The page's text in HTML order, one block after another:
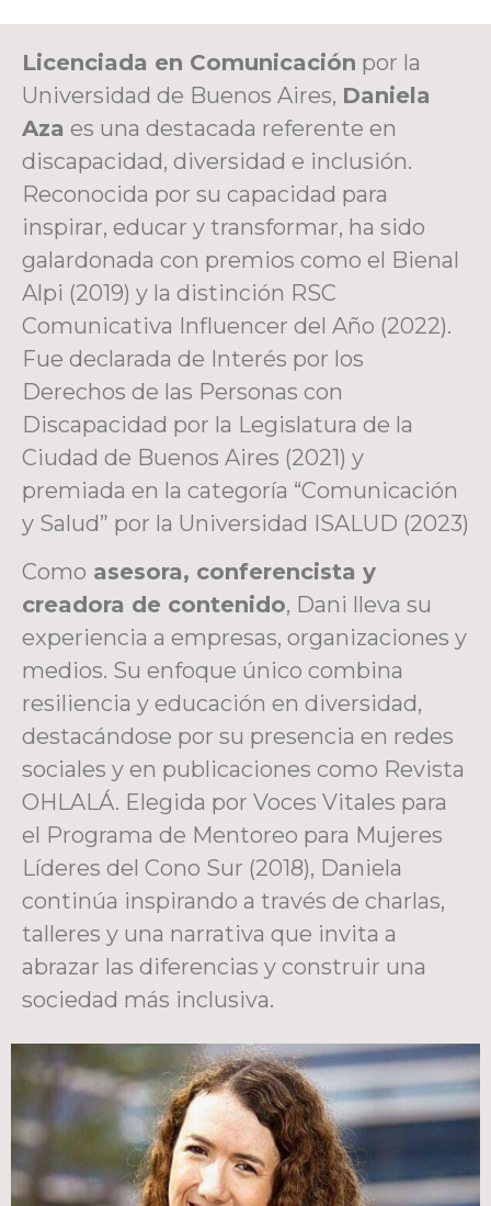
Licenciada en Comunicación por la
Universidad de Buenos Aires, Daniela
Aza es una destacada referente en
discapacidad, diversidad e inclusión.
Reconocida por su capacidad para
inspirar, educar y transformar, ha sido
galardonada con premios como el Bienal
Alpi (2019) y la distinción RSC
Comunicativa Influencer del Año (2022).
Fue declarada de Interés por los
Derechos de las Personas con
Discapacidad por la Legislatura de la
Ciudad de Buenos Aires (2021) y
premiada en la categoría “Comunicación
y Salud” por la Universidad ISALUD (2023)
Como asesora, conferencista y
creadora de contenido, Dani lleva su
experiencia a empresas, organizaciones y
medios. Su enfoque único combina
resiliencia y educación en diversidad,
destacándose por su presencia en redes
sociales y en publicaciones como Revista
OHLALÁ. Elegida por Voces Vitales para
el Programa de Mentoreo para Mujeres
Líderes del Cono Sur (2018), Daniela
continúa inspirando a través de charlas,
talleres y una narrativa que invita a
abrazar las diferencias y construir una
sociedad más inclusiva.